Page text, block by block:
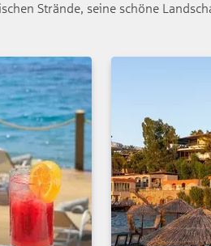
Strände, seine schöne